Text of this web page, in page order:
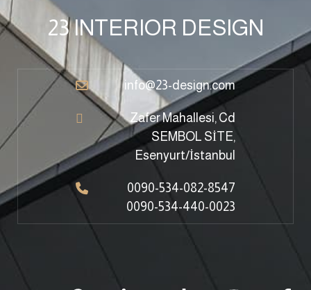
23 INTERIOR DESIGN
info@23-design.com
0090-534-082-8547
0090-534-440-0023
Zafer Mahallesi, Cd
SEMBOL SİTE,
Esenyurt/İstanbul